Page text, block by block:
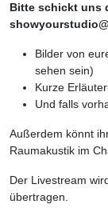
Bitte schickt uns
Bilder von
sehen sein)
Kurze
Und falls
Außerdem könnt
Raumakustik im
Der Livestream
übertragen.